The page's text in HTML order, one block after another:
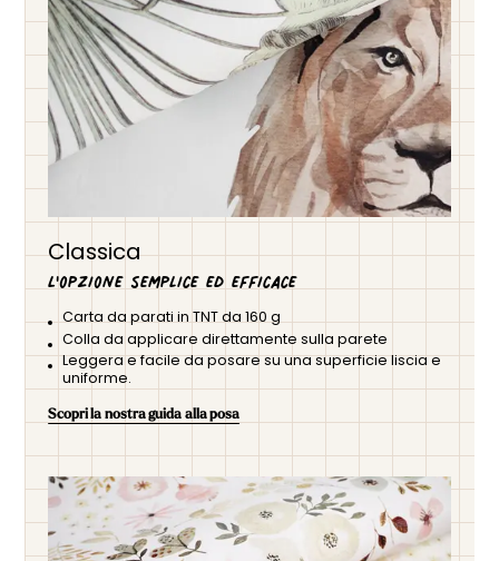
Classica
L'opzione semplice ed efficace
Carta da parati in TNT da 160 g
Colla da applicare direttamente sulla parete
Leggera e facile da posare su una superficie liscia e
uniforme.
Scopri la nostra guida alla posa